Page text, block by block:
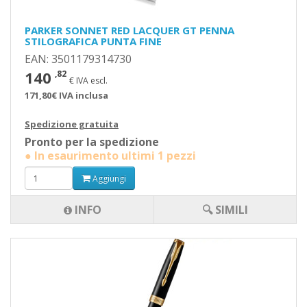
PARKER SONNET RED LACQUER GT PENNA
STILOGRAFICA PUNTA FINE
EAN: 3501179314730
140 ,82
€ IVA escl.
171,80€ IVA inclusa
Spedizione gratuita
Pronto per la spedizione
● In esaurimento ultimi 1 pezzi
Aggiungi
INFO 🔍 SIMILI